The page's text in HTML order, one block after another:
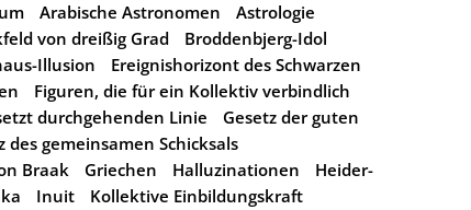
Arabische Astronomen
Astrologie
von dreißig Grad
Broddenbjerg-Idol
Illusion
Ereignishorizont des Schwarzen
Figuren, die für ein Kollektiv verbindlich
durchgehenden Linie
Gesetz der guten
des gemeinsamen Schicksals
Braak Griechen Halluzinationen
Heider-
Inuit
Kollektive Einbildungskraft